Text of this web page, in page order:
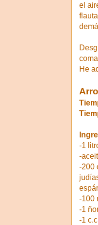
el
He
-1
-
-200
-100
-1
-1